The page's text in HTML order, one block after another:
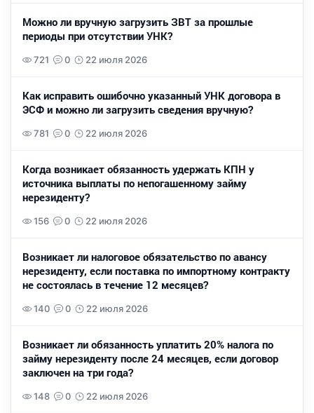
Можно ли вручную загрузить ЗВТ за прошлые
периоды при отсутствии УНК?
721 0 22 июля 2026
Как исправить ошибочно указанный УНК договора в
ЭСФ и можно ли загрузить сведения вручную?
781 0 22 июля 2026
Когда возникает обязанность удержать КПН у
источника выплаты по непогашенному займу
нерезиденту?
156 0 22 июля 2026
Возникает ли налоговое обязательство по авансу
нерезиденту, если поставка по импортному контракту
не состоялась в течение 12 месяцев?
140 0 22 июля 2026
Возникает ли обязанность уплатить 20% налога по
займу нерезиденту после 24 месяцев, если договор
заключен на три года?
148 0 22 июля 2026